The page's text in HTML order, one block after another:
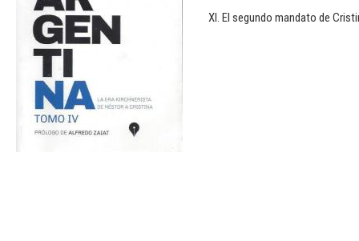
XI. El segundo mandato de